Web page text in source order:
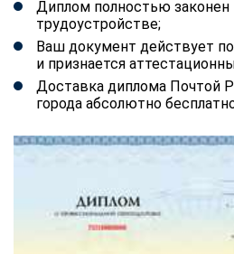
Диплом полностью законен
трудоустройстве;
Ваш документ действует
и признается
Доставка диплома Почтой
города абсолютно